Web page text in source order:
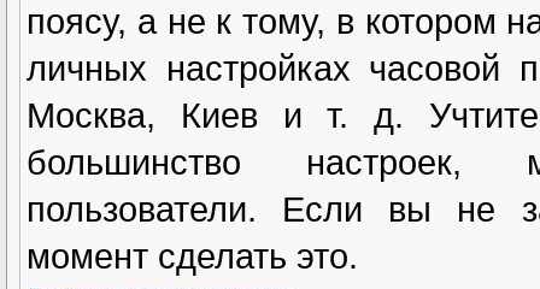
поясу, а не к тому, в котором
личных настройках часовой
Москва, Киев и т. д.
большинство настроек,
пользователи. Если вы не
момент сделать это.